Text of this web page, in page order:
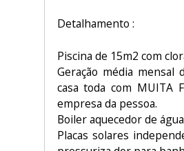
Detalhamento :
Piscina de 15m2 com
Geração média
casa toda com MUITA
empresa da pessoa.
Boiler aquecedor de
Placas solares